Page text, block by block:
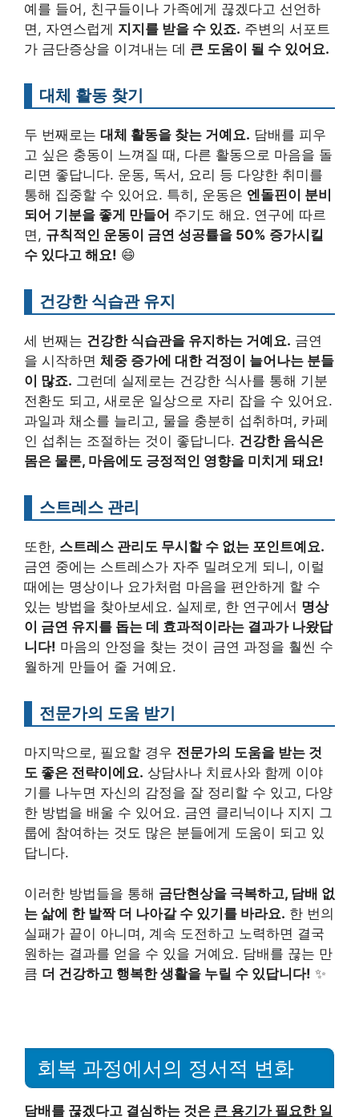
예를 들어, 친구들이나 가족에게 끊겠다고 선언하
면, 자연스럽게 지지를 받을 수 있죠. 주변의 서포트
가 금단증상을 이겨내는 데 큰 도움이 될 수 있어요.
대체 활동 찾기
두 번째로는 대체 활동을 찾는 거예요. 담배를 피우
고 싶은 충동이 느껴질 때, 다른 활동으로 마음을 돌
리면 좋답니다. 운동, 독서, 요리 등 다양한 취미를
통해 집중할 수 있어요. 특히, 운동은 엔돌핀이 분비
되어 기분을 좋게 만들어 주기도 해요. 연구에 따르
면, 규칙적인 운동이 금연 성공률을 50% 증가시킬
수 있다고 해요! 😄
건강한 식습관 유지
세 번째는 건강한 식습관을 유지하는 거예요. 금연
을 시작하면 체중 증가에 대한 걱정이 늘어나는 분들
이 많죠. 그런데 실제로는 건강한 식사를 통해 기분
전환도 되고, 새로운 일상으로 자리 잡을 수 있어요.
과일과 채소를 늘리고, 물을 충분히 섭취하며, 카페
인 섭취는 조절하는 것이 좋답니다. 건강한 음식은
몸은 물론, 마음에도 긍정적인 영향을 미치게 돼요!
스트레스 관리
또한, 스트레스 관리도 무시할 수 없는 포인트예요.
금연 중에는 스트레스가 자주 밀려오게 되니, 이럴
때에는 명상이나 요가처럼 마음을 편안하게 할 수
있는 방법을 찾아보세요. 실제로, 한 연구에서 명상
이 금연 유지를 돕는 데 효과적이라는 결과가 나왔답
니다! 마음의 안정을 찾는 것이 금연 과정을 훨씬 수
월하게 만들어 줄 거예요.
전문가의 도움 받기
마지막으로, 필요할 경우 전문가의 도움을 받는 것
도 좋은 전략이에요. 상담사나 치료사와 함께 이야
기를 나누면 자신의 감정을 잘 정리할 수 있고, 다양
한 방법을 배울 수 있어요. 금연 클리닉이나 지지 그
룹에 참여하는 것도 많은 분들에게 도움이 되고 있
답니다.
이러한 방법들을 통해 금단현상을 극복하고, 담배 없
는 삶에 한 발짝 더 나아갈 수 있기를 바라요. 한 번의
실패가 끝이 아니며, 계속 도전하고 노력하면 결국
원하는 결과를 얻을 수 있을 거예요. 담배를 끊는 만
큼 더 건강하고 행복한 생활을 누릴 수 있답니다! ✨
회복 과정에서의 정서적 변화
담배를 끊겠다고 결심하는 것은 큰 용기가 필요한 일